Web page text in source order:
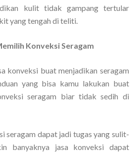
kulit tidak gampang tertular
yang tengah di teliti.
Konveksi Seragam
konveksi buat menjadikan seragam
yang bisa kamu lakukan buat
seragam biar tidak sedih di
seragam dapat jadi tugas yang sulit-
banyaknya jasa konveksi dapat